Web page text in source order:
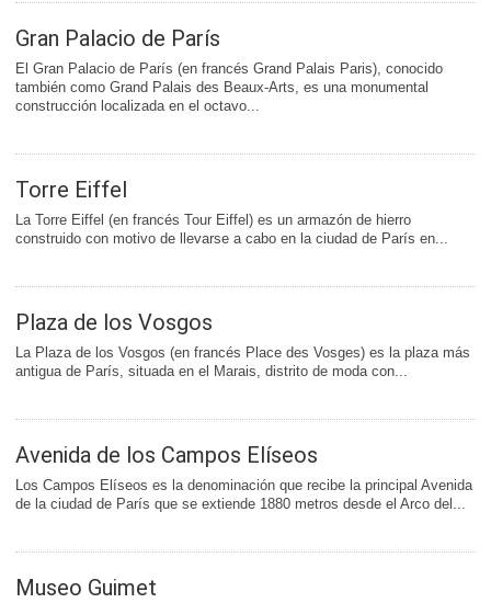
Gran Palacio de París
El Gran Palacio de París (en francés Grand Palais Paris), conocido
también como Grand Palais des Beaux-Arts, es una monumental
construcción localizada en el octavo...
Torre Eiffel
La Torre Eiffel (en francés Tour Eiffel) es un armazón de hierro
construido con motivo de llevarse a cabo en la ciudad de París en...
Plaza de los Vosgos
La Plaza de los Vosgos (en francés Place des Vosges) es la plaza más
antigua de París, situada en el Marais, distrito de moda con...
Avenida de los Campos Elíseos
Los Campos Elíseos es la denominación que recibe la principal Avenida
de la ciudad de París que se extiende 1880 metros desde el Arco del...
Museo Guimet